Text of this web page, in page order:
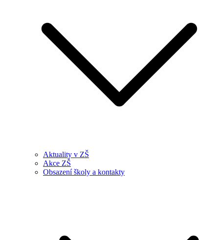
Aktuality v ZŠ
Akce ZŠ
Obsazení školy a kontakty